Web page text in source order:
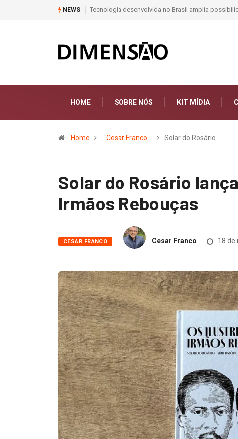
NEWS Moda e Arte
HOME SOBRE NÓS KIT MÍDIA
Home Cesar Franco Solar do Rosário…
Solar do Rosário
Irmãos Rebouças
CESAR FRANCO Cesar Franco 18 de